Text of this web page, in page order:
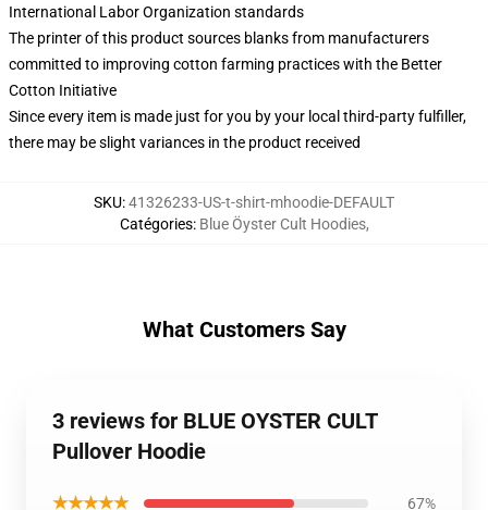
International Labor Organization standards
The printer of this product sources blanks from manufacturers
committed to improving cotton farming practices with the Better
Cotton Initiative
Since every item is made just for you by your local third-party fulfiller,
there may be slight variances in the product received
SKU:41326233-US-t-shirt-mhoodie-DEFAULT
Catégories: Blue Öyster Cult Hoodies,
What Customers Say
3 reviews for BLUE OYSTER CULT
Pullover Hoodie
★★★★★ 67%